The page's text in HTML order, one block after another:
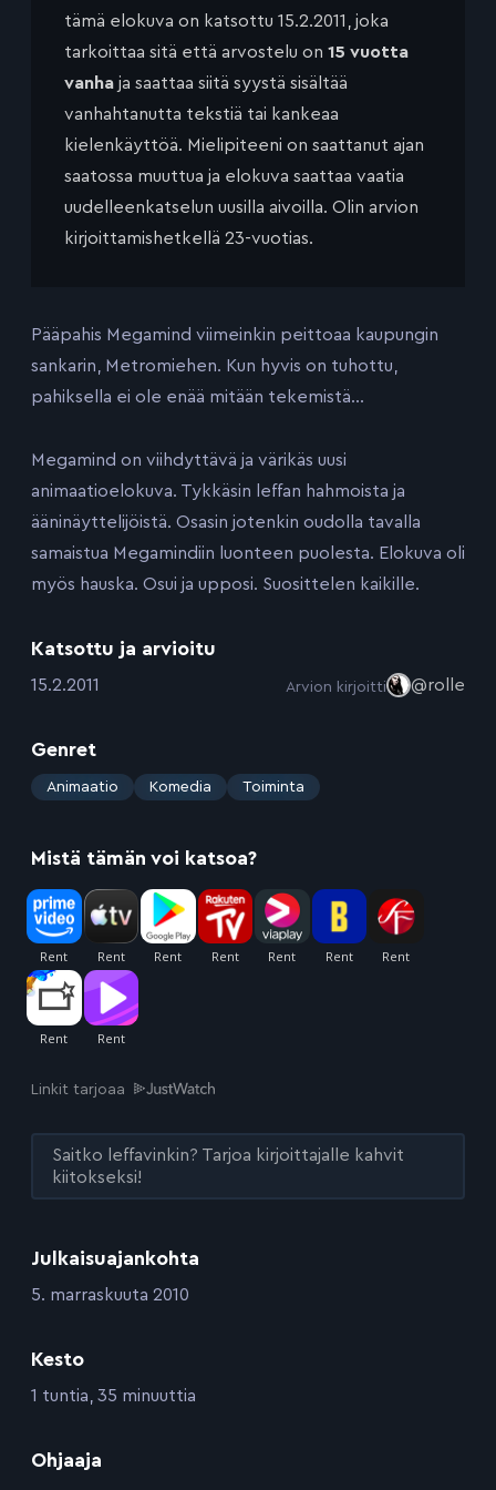
Julkaisuajankohta
:5. marraskuuta 2010
Kesto
:1 tuntia, 35 minuuttia
Ohjaaja
tämä elokuva on katsottu 15.2.2011, joka
tarkoittaa sitä että arvostelu on 15 vuotta
vanha ja saattaa siitä syystä sisältää
vanhahtanutta tekstiä tai kankeaa
kielenkäyttöä. Mielipiteeni on saattanut ajan
saatossa muuttua ja elokuva saattaa vaatia
uudelleenkatselun uusilla aivoilla. Olin arvion
kirjoittamishetkellä 23-vuotias.
Pääpahis Megamind viimeinkin peittoaa kaupungin
sankarin, Metromiehen. Kun hyvis on tuhottu,
pahiksella ei ole enää mitään tekemistä…
Megamind on viihdyttävä ja värikäs uusi
animaatioelokuva. Tykkäsin leffan hahmoista ja
ääninäyttelijöistä. Osasin jotenkin oudolla tavalla
samaistua Megamindiin luonteen puolesta. Elokuva oli
myös hauska. Osui ja upposi. Suosittelen kaikille.
Katsottu ja arvioitu
:15.2.2011 Arvion kirjoitti @rolle
Genret
: Animaatio Komedia Toiminta
Mistä tämän voi katsoa?
Linkit tarjoaa
Saitko leffavinkin? Tarjoa kirjoittajalle kahvit
kiitokseksi!